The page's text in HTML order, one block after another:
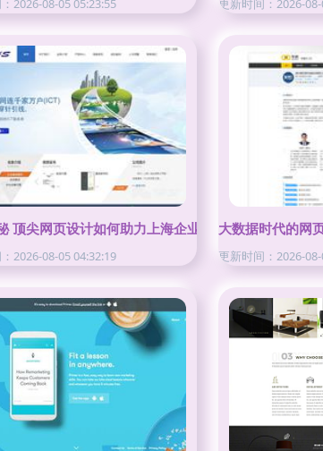
2026-08-05 05:23:55 更新时间：2026-
顶尖网页设计如何助力上海企业破局高端市场——
2026-08-05 04:32:19
大数据时代的网
更新时间：2026-